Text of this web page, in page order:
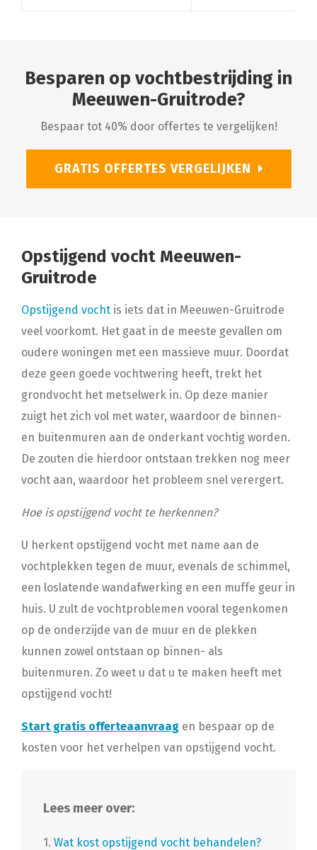
Besparen op vochtbestrijding in
Meeuwen-Gruitrode?
Bespaar tot 40% door offertes te vergelijken!
GRATIS OFFERTES VERGELIJKEN
Opstijgend vocht Meeuwen-
Gruitrode
Opstijgend vocht is iets dat in Meeuwen-Gruitrode
veel voorkomt. Het gaat in de meeste gevallen om
oudere woningen met een massieve muur. Doordat
deze geen goede vochtwering heeft, trekt het
grondvocht het metselwerk in. Op deze manier
zuigt het zich vol met water, waardoor de binnen-
en buitenmuren aan de onderkant vochtig worden.
De zouten die hierdoor ontstaan trekken nog meer
vocht aan, waardoor het probleem snel verergert.
Hoe is opstijgend vocht te herkennen?
U herkent opstijgend vocht met name aan de
vochtplekken tegen de muur, evenals de schimmel,
een loslatende wandafwerking en een muffe geur in
huis. U zult de vochtproblemen vooral tegenkomen
op de onderzijde van de muur en de plekken
kunnen zowel ontstaan op binnen- als
buitenmuren. Zo weet u dat u te maken heeft met
opstijgend vocht!
Start gratis offerteaanvraag en bespaar op de
kosten voor het verhelpen van opstijgend vocht.
Lees meer over:
1. Wat kost opstijgend vocht behandelen?